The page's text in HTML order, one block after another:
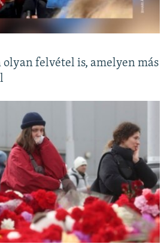
felvétel is, amelyen más